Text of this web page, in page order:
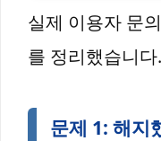
실제 이용자 문
를 정리했습니다.
문제 1: 해지